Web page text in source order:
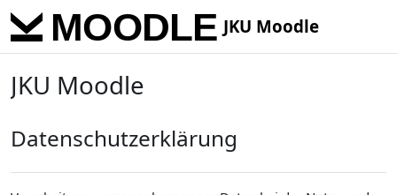
Skip to main content
JKU Moodle
JKU Moodle
Datenschutzerklärung